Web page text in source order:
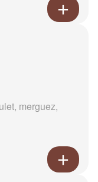
merguez,